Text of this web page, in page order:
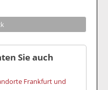
Sie auch
Frankfurt und